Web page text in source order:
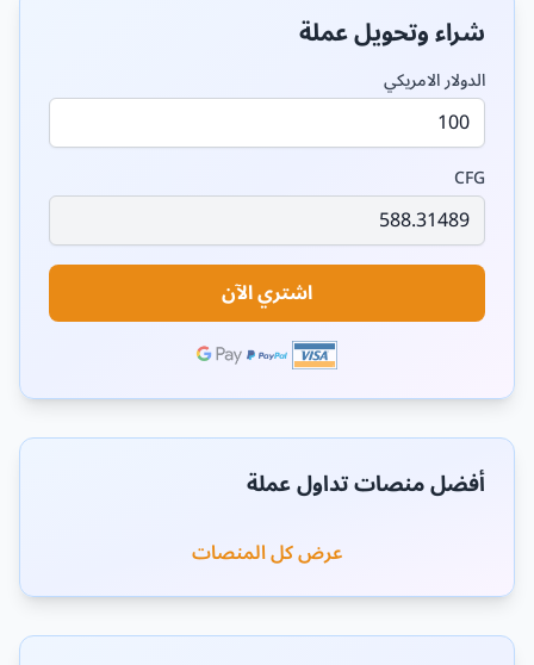
شراء وتحويل عملة
الدولار الامريكي
CFG
اشتري الآن
أفضل منصات تداول عملة
عرض كل المنصات